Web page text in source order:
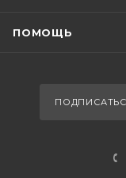
ПОМОЩЬ